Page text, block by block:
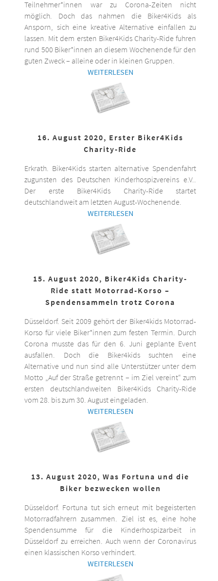
Teilnehmer*innen war zu Corona-Zeiten nicht
möglich. Doch das nahmen die Biker4Kids als
Ansporn, sich eine kreative Alternative einfallen zu
lassen. Mit dem ersten Biker4Kids Charity-Ride fuhren
rund 500 Biker*innen an diesem Wochenende für den
guten Zweck – alleine oder in kleinen Gruppen.
WEITERLESEN
16. August 2020, Erster Biker4Kids
Charity-Ride
Erkrath. Biker4Kids starten alternative Spendenfahrt
zugunsten des Deutschen Kinderhospizvereins e.V..
Der erste Biker4Kids Charity-Ride startet
deutschlandweit am letzten August-Wochenende.
WEITERLESEN
15. August 2020, Biker4Kids Charity-
Ride statt Motorrad-Korso –
Spendensammeln trotz Corona
Düsseldorf. Seit 2009 gehört der Biker4kids Motorrad-
Korso für viele Biker*innen zum festen Termin. Durch
Corona musste das für den 6. Juni geplante Event
ausfallen. Doch die Biker4kids suchten eine
Alternative und nun sind alle Unterstützer unter dem
Motto „Auf der Straße getrennt – im Ziel vereint“ zum
ersten deutschlandweiten Biker4Kids Charity-Ride
vom 28. bis zum 30. August eingeladen.
WEITERLESEN
13. August 2020, Was Fortuna und die
Biker bezwecken wollen
Düsseldorf. Fortuna tut sich erneut mit begeisterten
Motorradfahrern zusammen. Ziel ist es, eine hohe
Spendensumme für die Kinderhospizarbeit in
Düsseldorf zu erreichen. Auch wenn der Coronavirus
einen klassischen Korso verhindert.
WEITERLESEN